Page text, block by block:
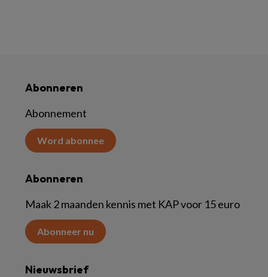
Abonneren
Abonnement
Word abonnee
Abonneren
Maak 2 maanden kennis met KAP voor 15 euro
Abonneer nu
Nieuwsbrief